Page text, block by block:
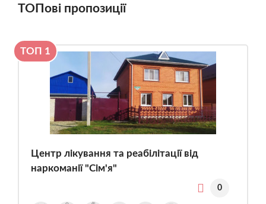
ТОПові пропозиції
ТОП 1
Центр лікування та реабілітації від
наркоманії "Сім'я"
0